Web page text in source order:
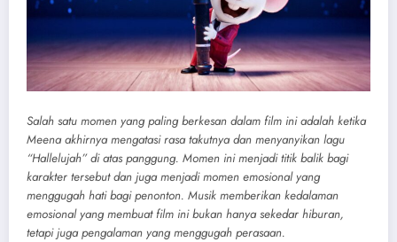
Salah satu momen yang paling berkesan dalam film ini adalah ketika
Meena akhirnya mengatasi rasa takutnya dan menyanyikan lagu
“Hallelujah” di atas panggung. Momen ini menjadi titik balik bagi
karakter tersebut dan juga menjadi momen emosional yang
menggugah hati bagi penonton. Musik memberikan kedalaman
emosional yang membuat film ini bukan hanya sekedar hiburan,
tetapi juga pengalaman yang menggugah perasaan.